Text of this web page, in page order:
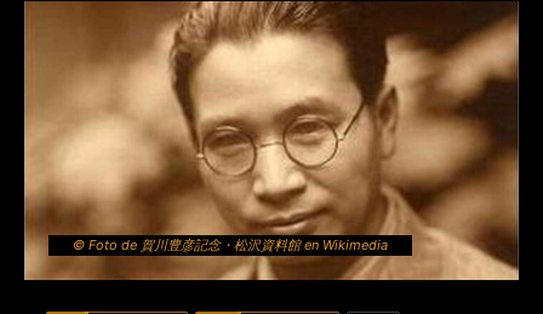
© Foto de 賀川豊彦記念・松沢資料館 en Wikimedia